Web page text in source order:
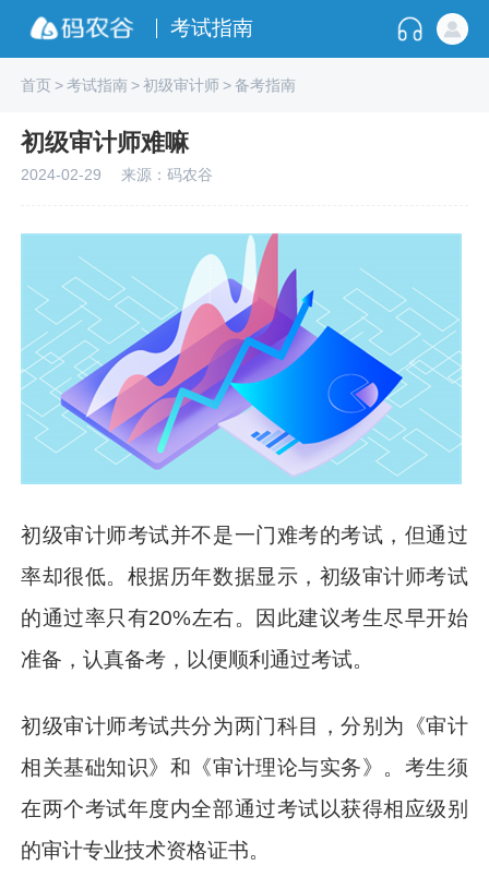
考试指南
首页>考试指南>初级审计师> 备考指南
初级审计师难嘛
2024-02-29 来源：码农谷
初级审计师考试并不是一门难考的考试，但通过
率却很低。根据历年数据显示，初级审计师考试
的通过率只有20%左右。因此建议考生尽早开始
准备，认真备考，以便顺利通过考试。
初级审计师考试共分为两门科目，分别为《审计
相关基础知识》和《审计理论与实务》。考生须
在两个考试年度内全部通过考试以获得相应级别
的审计专业技术资格证书。